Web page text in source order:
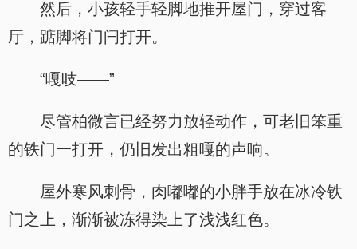
然后，小孩轻手轻脚地推开屋门，穿过客
厅，踮脚将门闩打开。
“嘎吱——”
尽管柏微言已经努力放轻动作，可老旧笨重
的铁门一打开，仍旧发出粗嘎的声响。
屋外寒风刺骨，肉嘟嘟的小胖手放在冰冷铁
门之上，渐渐被冻得染上了浅浅红色。